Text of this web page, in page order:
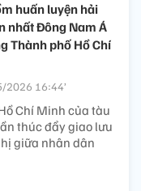
huấn luyện hải
nhất Đông Nam Á
Thành phố Hồ Chí
2026 16:44’
Chí Minh của tàu
thúc đẩy giao lưu
giữa nhân dân